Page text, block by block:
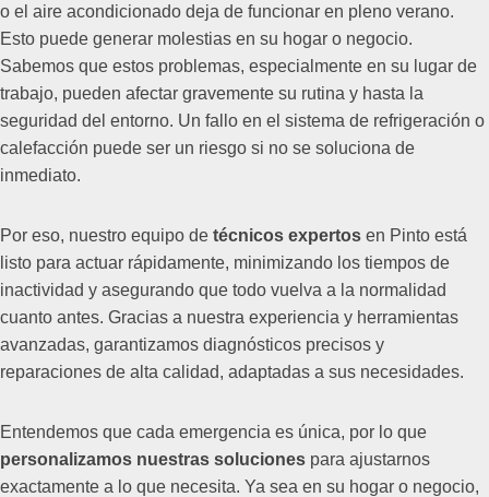
o el aire acondicionado deja de funcionar en pleno verano.
Esto puede generar molestias en su hogar o negocio.
Sabemos que estos problemas, especialmente en su lugar de
trabajo, pueden afectar gravemente su rutina y hasta la
seguridad del entorno. Un fallo en el sistema de refrigeración o
calefacción puede ser un riesgo si no se soluciona de
inmediato.
Por eso, nuestro equipo de técnicos expertos en Pinto está
listo para actuar rápidamente, minimizando los tiempos de
inactividad y asegurando que todo vuelva a la normalidad
cuanto antes. Gracias a nuestra experiencia y herramientas
avanzadas, garantizamos diagnósticos precisos y
reparaciones de alta calidad, adaptadas a sus necesidades.
Entendemos que cada emergencia es única, por lo que
personalizamos nuestras soluciones para ajustarnos
exactamente a lo que necesita. Ya sea en su hogar o negocio,